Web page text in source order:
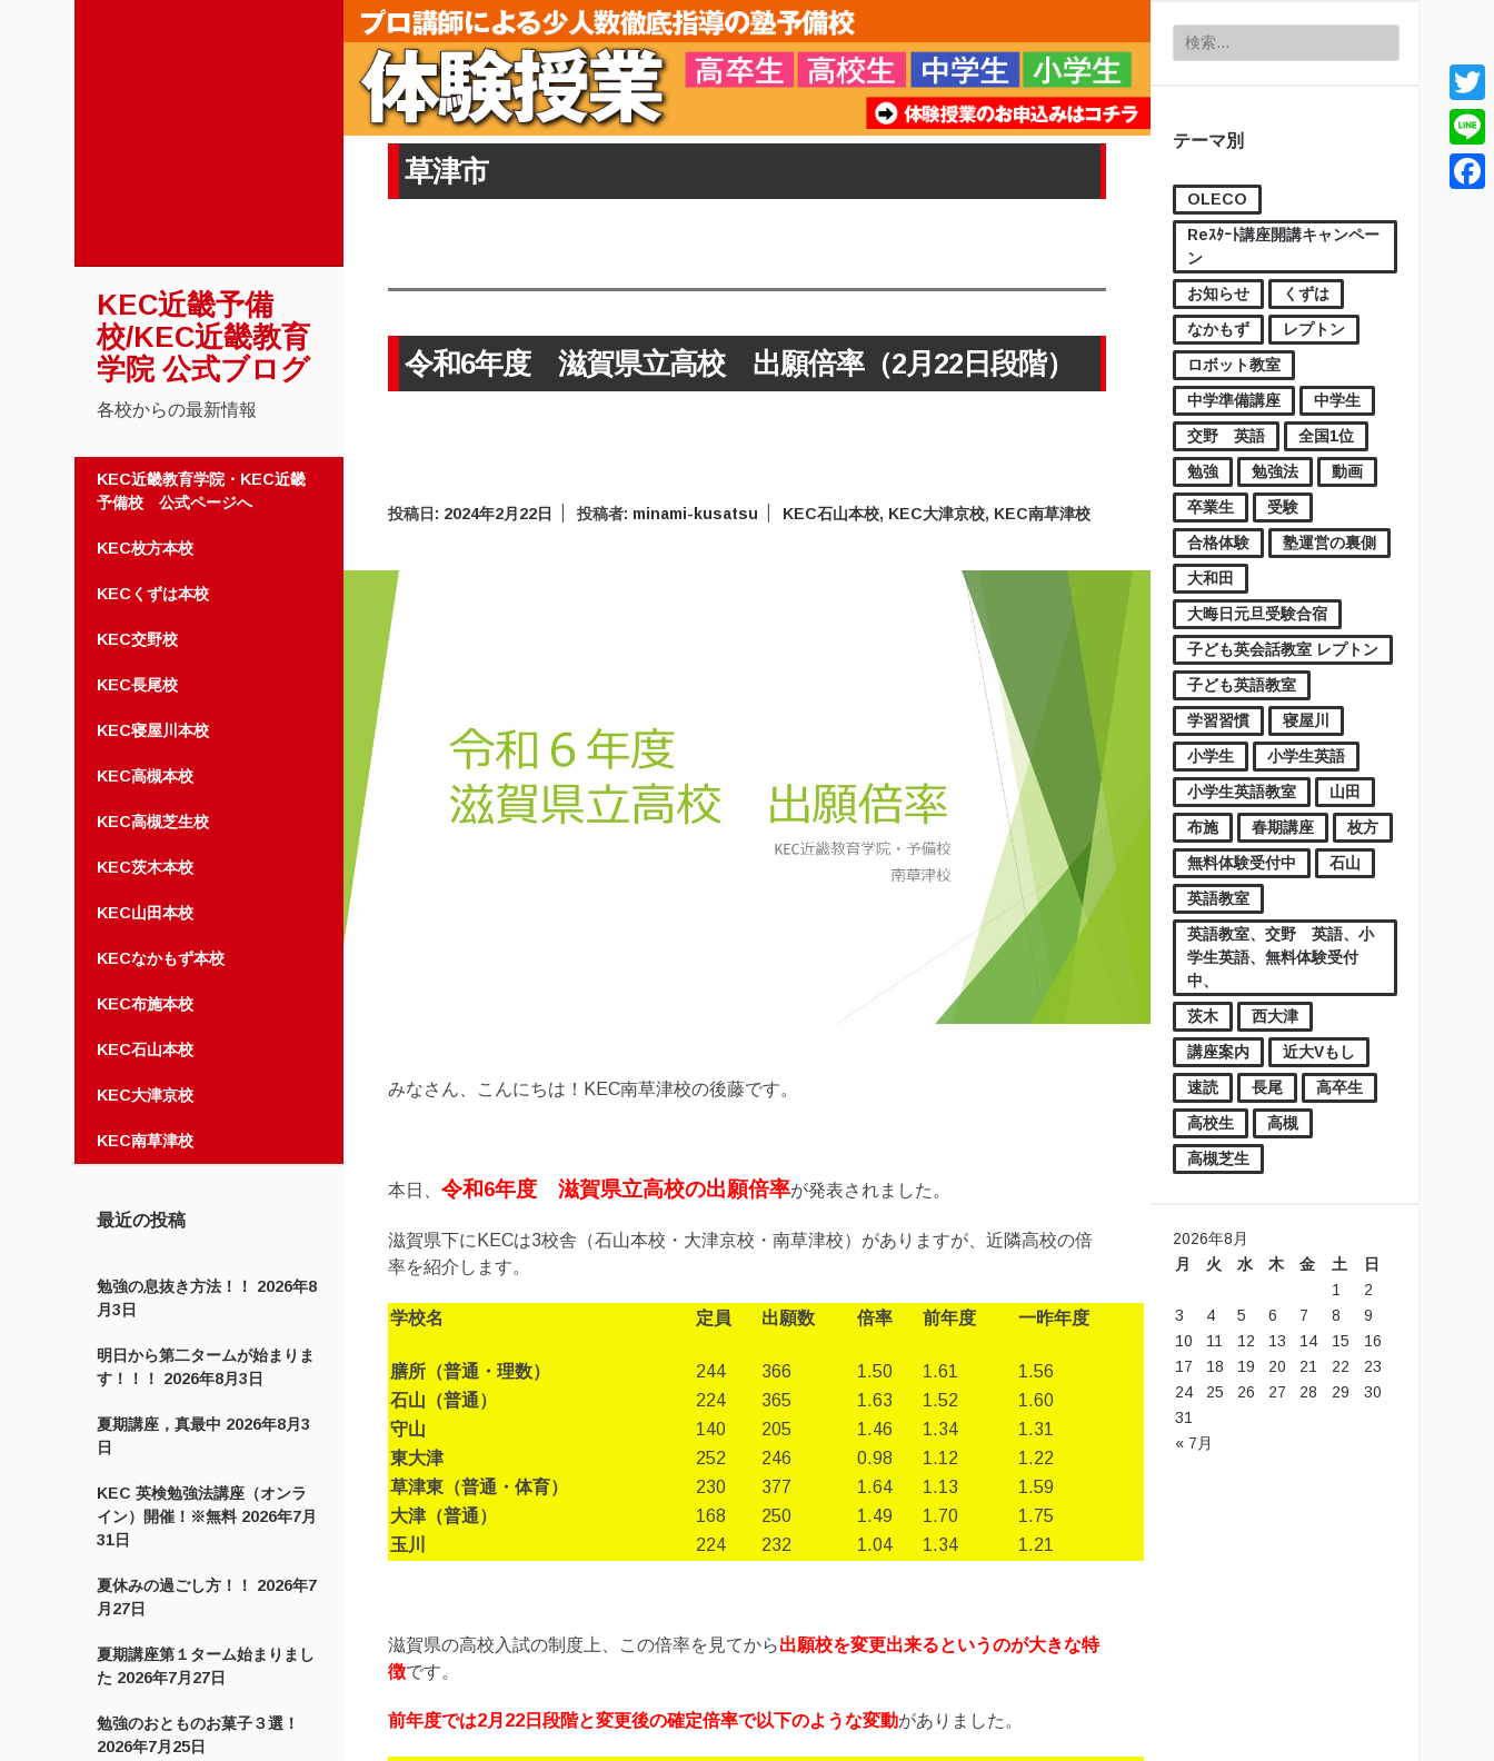
KEC近畿予備
校/KEC近畿教育
学院 公式ブログ
各校からの最新情報
コンテンツへスキップ
KEC近畿教育学院・KEC近畿
予備校 公式ページへ
KEC枚方本校
KECくずは本校
KEC交野校
KEC長尾校
KEC寝屋川本校
KEC高槻本校
KEC高槻芝生校
KEC茨木本校
KEC山田本校
KECなかもず本校
KEC布施本校
KEC石山本校
KEC大津京校
KEC南草津校
最近の投稿
勉強の息抜き方法！！
2026年8
月3日
明日から第二タームが始まりま
す！！！
2026年8月3日
夏期講座，真最中 2026年8月3
日
KEC 英検勉強法講座（オンラ
イン）開催！※無料 2026年7月
31日
夏休みの過ごし方！！
2026年7
月27日
夏期講座第１ターム始まりまし
た 2026年7月27日
勉強のおとものお菓子３選！
2026年7月25日
検索:
テーマ別
OLECO
Reｽﾀｰﾄ講座開講キャンペー
ン
お知らせ
くずは
なかもず
レプトン
ロボット教室
中学準備講座
中学生
交野 英語
全国1位
勉強
勉強法
動画
卒業生
受験
合格体験
塾運営の裏側
大和田
大晦日元旦受験合宿
子ども英会話教室 レプトン
子ども英語教室
学習習慣
寝屋川
小学生
小学生英語
小学生英語教室
山田
布施
春期講座
枚方
無料体験受付中
石山
英語教室
英語教室、交野 英語、小
学生英語、無料体験受付
中、
茨木
西大津
講座案内
近大Vもし
速読
長尾
高卒生
高校生
高槻
高槻芝生
2026年8月
月
火 水 木 金 土 日
« 7月
1
2
3
4 5 6 7 8
9
10
11 12 13 14 15
16
17
18 19 20 21 22
23
24
25 26 27 28 29
30
31
草津市
令和6年度 滋賀県立高校 出願倍率（2月22日段階）
投稿日: 2024年2月22日 投稿者: minami-kusatsu KEC石山本校, KEC大津京校, KEC南草津校
みなさん、こんにちは！KEC南草津校の後藤です。
本日、令和6年度 滋賀県立高校の出願倍率が発表されました。
滋賀県下にKECは3校舎（石山本校・大津京校・南草津校）がありますが、近隣高校の倍
率を紹介します。
学校名 定員 出願数 倍率 前年度 一昨年度
膳所（普通・理数） 244 366 1.50 1.61
1.56
石山（普通）
224 365 1.63 1.52
1.60
守山
140 205 1.46 1.34
1.31
東大津
252 246 0.98 1.12
1.22
草津東（普通・体育）
230 377 1.64 1.13
1.59
大津（普通）
168 250 1.49 1.70
1.75
玉川
224 232 1.04 1.34 1.21
滋賀県の高校入試の制度上、この倍率を見てから出願校を変更出来るというのが大きな特
徴です。
前年度では2月22日段階と変更後の確定倍率で以下のような変動がありました。
Line